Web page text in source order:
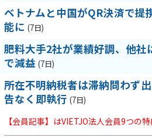
ベトナムと中国がQR決済で提
能に (7日)
肥料大手2社が業績好調、他社
で減益 (7日)
所在不明納税者は滞納問わず
告なく即執行 (7日)
【会員記事】はVIETJO法人会員9つの